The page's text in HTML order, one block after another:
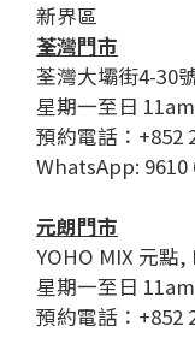
新界區
荃灣門市
荃灣大壩街4-30
星期一至日
預約電話：+852
WhatsApp: 9610
元朗門市
YOHO MIX 元點
星期一至日
預約電話：+852